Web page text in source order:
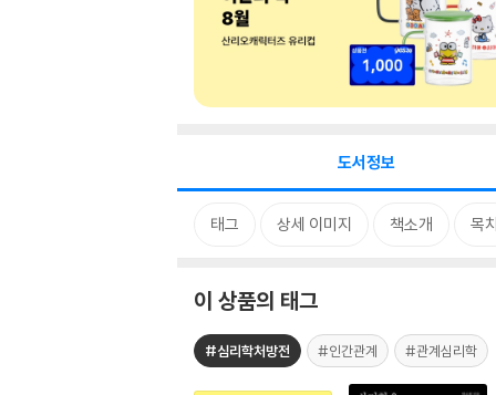
도서정보
태그 상세 이미지 책소개 목
이 상품의 태그
#심리학처방전 #인간관계 #관계심리학